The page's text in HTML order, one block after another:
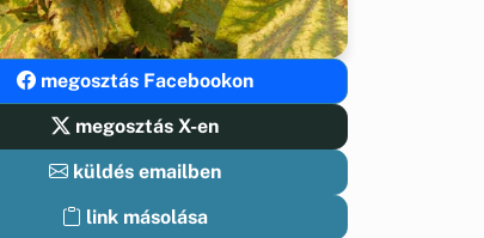
megosztás Facebookon
megosztás X-en
küldés emailben
link másolása